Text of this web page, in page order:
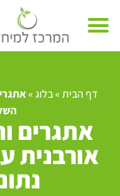
דף הבית»בלוג»
אתגרים
אורבנית